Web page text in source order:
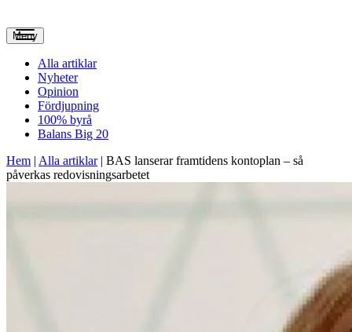
Meny
Alla artiklar
Nyheter
Opinion
Fördjupning
100% byrå
Balans Big 20
Hem | Alla artiklar| BAS lanserar framtidens kontoplan – så
påverkas redovisningsarbetet